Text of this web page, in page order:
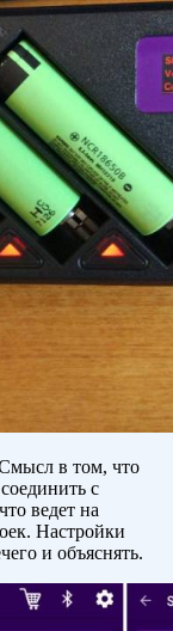
в том, что
с
ведет на
Настройки
и объяснять.